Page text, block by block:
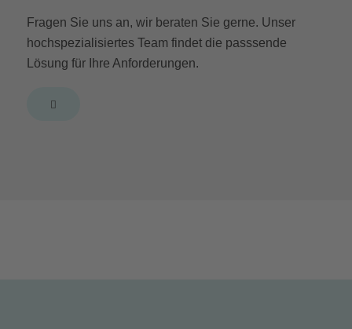
Fragen Sie uns an, wir beraten Sie gerne. Unser
hochspezialisiertes Team findet die passsende
Lösung für Ihre Anforderungen.